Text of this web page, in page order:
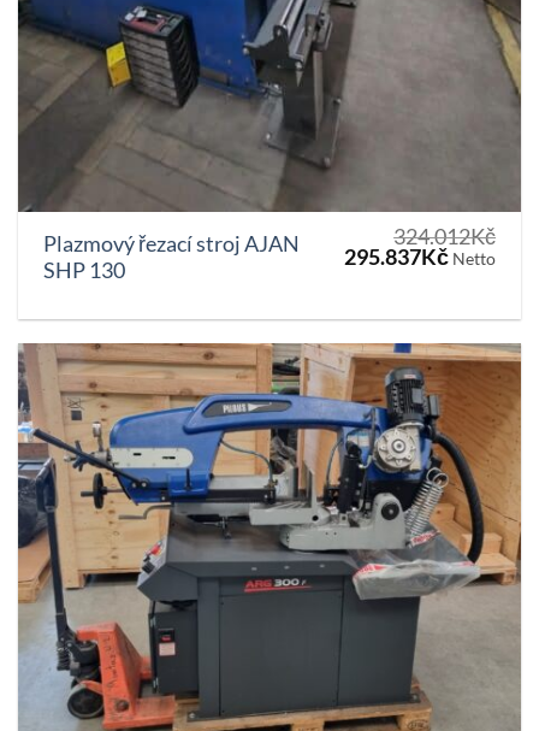
Plazmový řezací stroj AJAN
SHP 130
324.012Kč
Původní
324.012Kč.
295.837KčAktuální
Netto